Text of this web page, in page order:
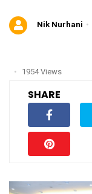
Nik Nurhani
1954 Views
SHARE